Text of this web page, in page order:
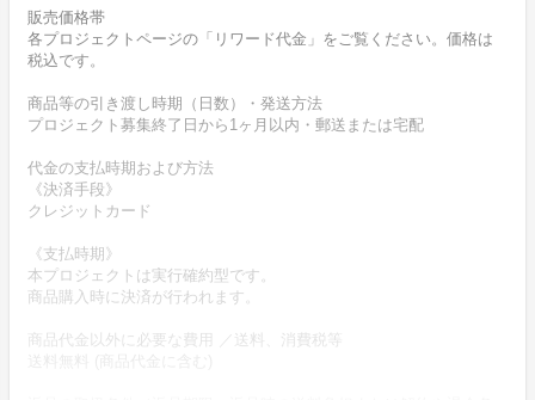
販売価格帯
各プロジェクトページの「リワード代金」をご覧ください。価格は
税込です。
商品等の引き渡し時期（日数）・発送方法
プロジェクト募集終了日から1ヶ月以内・郵送または宅配
代金の支払時期および方法
《決済手段》
クレジットカード
《支払時期》
本プロジェクトは実行確約型です。
商品購入時に決済が行われます。
商品代金以外に必要な費用 ／送料、消費税等